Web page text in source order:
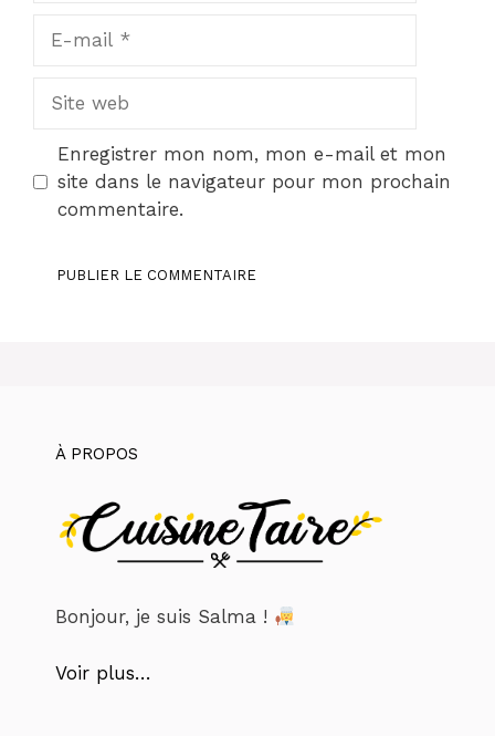
Site
Enregistrer mon nom, mon e-mail et mon
site dans le navigateur pour mon prochain
commentaire.
À PROPOS
Bonjour, je suis Salma !
Voir plus…